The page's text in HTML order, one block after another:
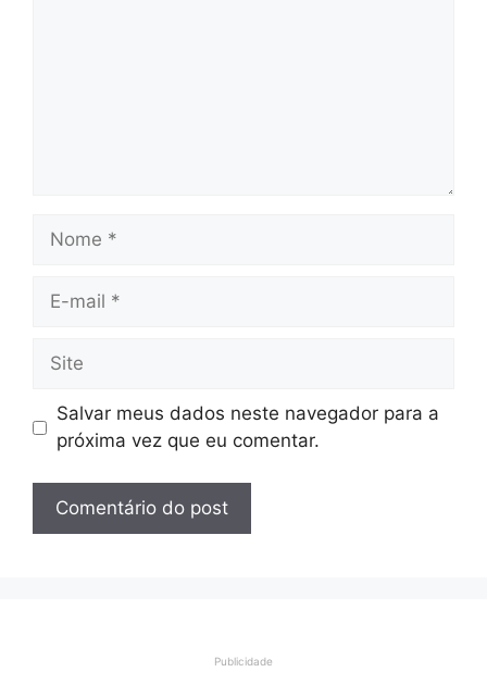
Nome
Site
Salvar meus dados neste navegador para a
próxima vez que eu comentar.
Publicidade